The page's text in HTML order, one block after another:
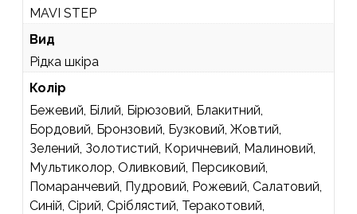
MAVI STEP
Вид
Рідка шкіра
Колір
Бежевий, Білий, Бірюзовий, Блакитний,
Бордовий, Бронзовий, Бузковий, Жовтий,
Зелений, Золотистий, Коричневий, Малиновий,
Мультиколор, Оливковий, Персиковий,
Помаранчевий, Пудровий, Рожевий, Салатовий,
Синій, Сірий, Сріблястий, Теракотовий,